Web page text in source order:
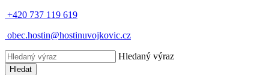
+420 737 119 619
obec.hostin@hostinuvojkovic.cz
Hledaný výraz
Hledat